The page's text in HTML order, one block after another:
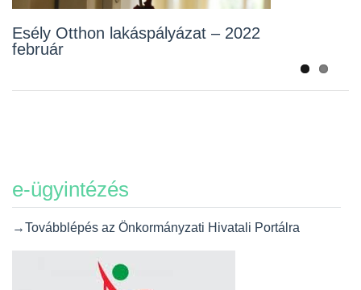
Esély Otthon lakáspályázat – 2022
február
Új köztéri játszótér építése
2021-10-25
e-ügyintézés
→Továbblépés az Önkormányzati Hivatali Portálra